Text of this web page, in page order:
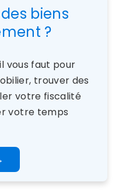
biens
?
vous faut pour
trouver des
votre fiscalité
votre temps